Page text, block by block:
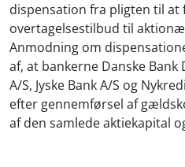
dispensation fra pligten til
overtagelsestilbud til
Anmodning om
af, at bankerne Danske Bank
A/S, Jyske Bank A/S og
efter gennemførsel af
af den samlede aktiekapital